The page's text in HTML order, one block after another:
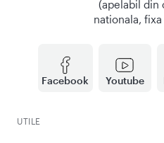
Facebook Youtube
(apelabil din
nationala,
UTILE